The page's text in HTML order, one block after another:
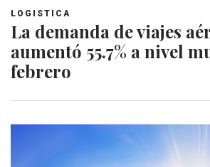
LOGISTICA
La demanda de viajes
aumentó 55.7% a nivel
febrero